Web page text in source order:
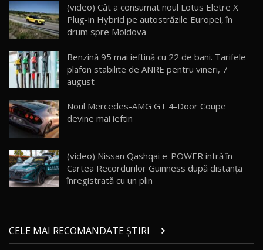
16
AutoBlogMD
13:10
17 20:06
Va fi modelul nr.1 BYD în Moldova? BYD Seal U
30:08
AutoBlog.MD
23:36
20
Noul ZEEKR 7X / Test Drive AutoBlog.MD
29:08
21
Micul BYD Dolphin Surf / Test Drive
AutoBlog.MD
16:59
(video) Cât a consumat noul Lotus Eletre X
Plug-in Hybrid pe autostrăzile Europei, în
drum spre Moldova
Benzină 95 mai ieftină cu 22 de bani. Tarifele
plafon stabilite de ANRE pentru vineri, 7
august
Noul Mercedes-AMG GT 4-Door Coupe
devine mai ieftin
(video) Nissan Qashqai e-POWER intră în
Cartea Recordurilor Guinness după distanța
înregistrată cu un plin
CELE MAI RECOMANDATE ȘTIRI